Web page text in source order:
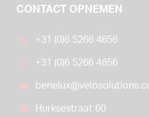
CONTACT OPNEMEN
+31 (0)6 5266 4656
+31 (0)6 5266 4656
Hurksestraat 60